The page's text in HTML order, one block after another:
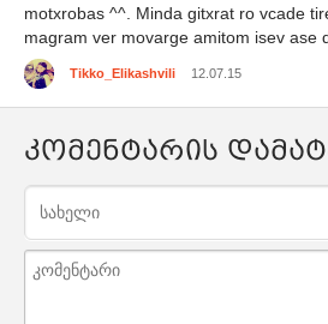
motxrobas ^^. Minda gitxrat ro vcade
magram ver movarge amitom isev ase
Tikko_Elikashvili 12.07.15
კომენტარის